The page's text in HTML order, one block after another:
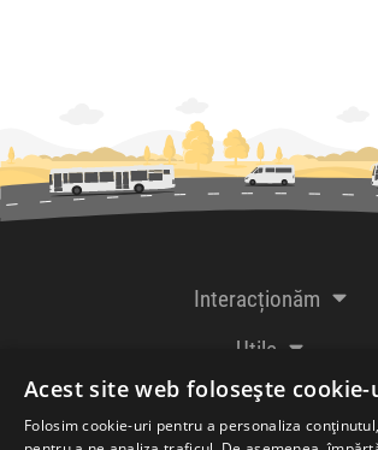
Interacționăm
Utile
De la creatorii
Acest site web folosește cookie-
Folosim cookie-uri pentru a personaliza